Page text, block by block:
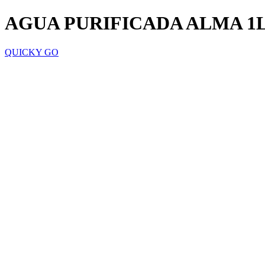
AGUA PURIFICADA ALMA
QUICKY GO